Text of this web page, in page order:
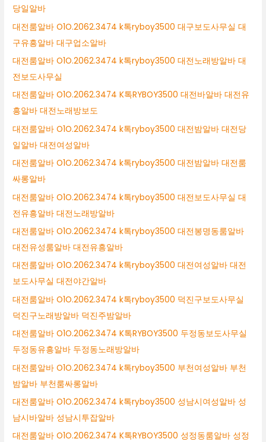
당일알바
대전룸알바 O1O.2062.3474 k톡ryboy3500 대구보도사무실 대
구유흥알바 대구업소알바
대전룸알바 O1O.2062.3474 k톡ryboy3500 대전노래방알바 대
전보도사무실
대전룸알바 O1O.2062.3474 K톡RYBOY3500 대전바알바 대전유
흥알바 대전노래방보도
대전룸알바 O1O.2062.3474 k톡ryboy3500 대전밤알바 대전당
일알바 대전여성알바
대전룸알바 O1O.2062.3474 k톡ryboy3500 대전밤알바 대전룸
싸롱알바
대전룸알바 O1O.2062.3474 k톡ryboy3500 대전보도사무실 대
전유흥알바 대전노래방알바
대전룸알바 O1O.2062.3474 k톡ryboy3500 대전봉명동룸알바
대전유성룸알바 대전유흥알바
대전룸알바 O1O.2062.3474 k톡ryboy3500 대전여성알바 대전
보도사무실 대전야간알바
대전룸알바 O1O.2062.3474 k톡ryboy3500 덕진구보도사무실
덕진구노래방알바 덕진주밤알바
대전룸알바 O1O.2062.3474 K톡RYBOY3500 두정동보도사무실
두정동유흥알바 두정동노래방알바
대전룸알바 O1O.2062.3474 k톡ryboy3500 부천여성알바 부천
밤알바 부천룸싸롱알바
대전룸알바 O1O.2062.3474 k톡ryboy3500 성남시여성알바 성
남시바알바 성남시투잡알바
대전룸알바 O1O.2062.3474 K톡RYBOY3500 성정동룸알바 성정